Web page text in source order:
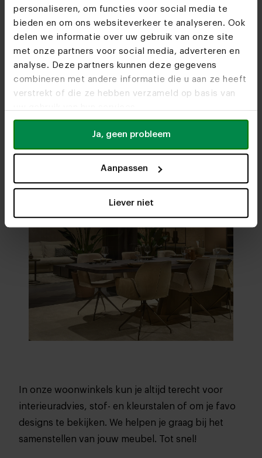
personaliseren, om functies voor social media te
bieden en om ons websiteverkeer te analyseren. Ook
delen we informatie over uw gebruik van onze site
met onze partners voor social media, adverteren en
analyse. Deze partners kunnen deze gegevens
combineren met andere informatie die u aan ze heeft
verstrekt of die ze hebben verzameld op basis van
Ja, geen probleem
Aanpassen
Liever niet
Woonwinkels
Kom je snel eens
langs?
In onze woonwinkels kun je altijd terecht voor
interieuradvies, stof- en kleurstalen of om je favo
designs te bekijken. We helpen je graag bij het
samenstellen van jouw meubel. Tot snel!
Bezoekonze woonwinkels